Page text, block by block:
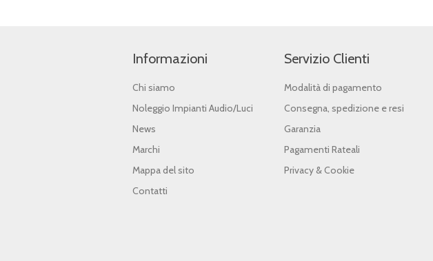
Informazioni
Chi siamo
Noleggio Impianti Audio/Luci
News
Marchi
Mappa del sito
Contatti
Servizio Clienti
Modalità di pagamento
Consegna, spedizione e resi
Garanzia
Pagamenti Rateali
Privacy & Cookie